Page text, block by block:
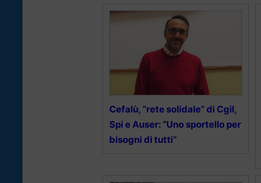
Cefalù, “rete solidale” di Cgil,
Spi e Auser: “Uno sportello per
bisogni di tutti”